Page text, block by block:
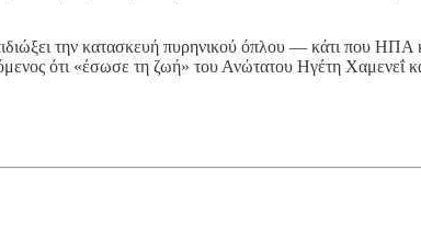
την κατασκευή πυρηνικού όπλου — κάτι που ΗΠΑ
ότι «έσωσε τη ζωή» του Ανώτατου Ηγέτη Χαμενεΐ